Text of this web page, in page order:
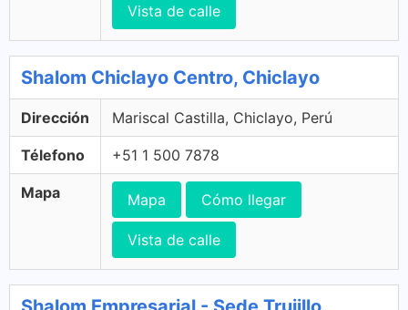
Vista de calle
Shalom Chiclayo Centro, Chiclayo
Dirección Mariscal Castilla, Chiclayo, Perú
Télefono +51 1 500 7878
Mapa Mapa Cómo llegar
Vista de calle